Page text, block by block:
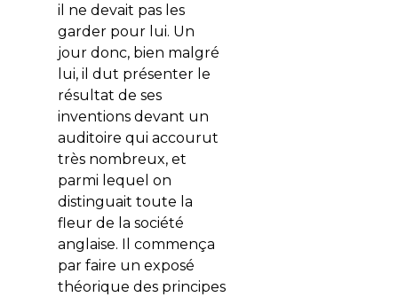
il ne devait pas les
garder pour lui. Un
jour donc, bien malgré
lui, il dut présenter le
résultat de ses
inventions devant un
auditoire qui accourut
très nombreux, et
parmi lequel on
distinguait toute la
fleur de la société
anglaise. Il commença
par faire un exposé
théorique des principes